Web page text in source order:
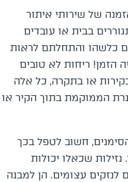
של שירותי איתור
בבית או עובדים
כלשהו והתחלתם לראות
הזמן! ריחות לא טובים
או בתקרה, כל אלה
הממוקמת בתוך הקיר או
חשוב לטפל בכך
שכאלו יכולות
לנזקים עצומים. הן למבנה